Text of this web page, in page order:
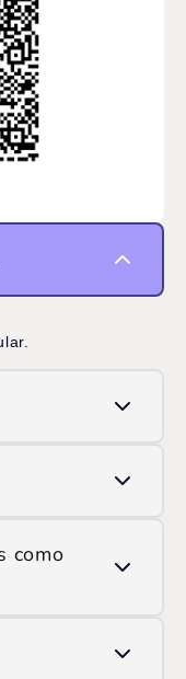
la cámara
y confirma la
como
en